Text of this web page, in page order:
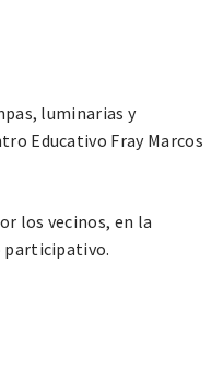
luminarias y
Educativo Fray Marcos
los vecinos, en la
participativo.